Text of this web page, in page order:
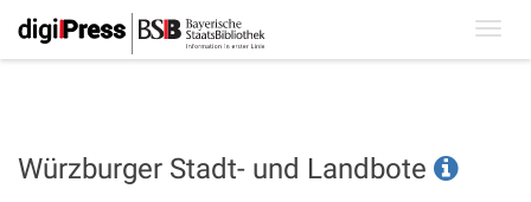
Würzburger Stadt- und Landbote